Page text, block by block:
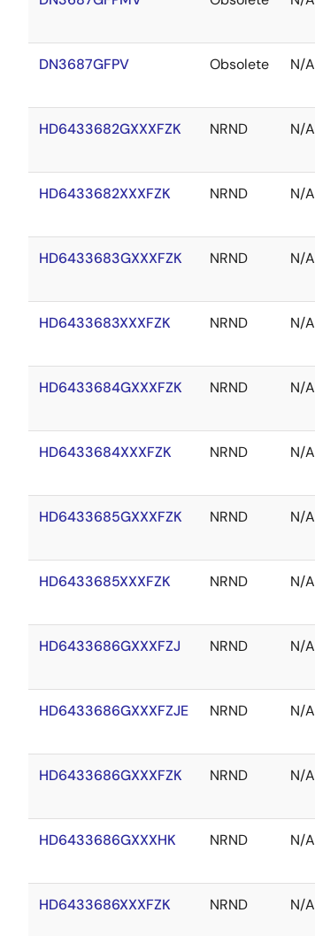
DN3687GFPV Obsolete N/A
HD6433682GXXXFZK NRND N/A
HD6433682XXXFZK NRND N/A
HD6433683GXXXFZK NRND N/A
HD6433683XXXFZK NRND N/A
HD6433684GXXXFZK NRND N/A
HD6433684XXXFZK NRND N/A
HD6433685GXXXFZK NRND N/A
HD6433685XXXFZK NRND N/A
HD6433686GXXXFZJ NRND N/A
HD6433686GXXXFZJE NRND N/A
HD6433686GXXXFZK NRND N/A
HD6433686GXXXHK NRND N/A
HD6433686XXXFZK NRND N/A